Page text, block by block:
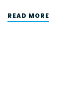
READ MORE